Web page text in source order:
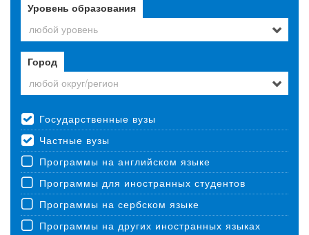
Уровень образования
любой уровень
Город
любой округ/регион
Государственные вузы
Частные вузы
Программы на английском языке
Программы для иностранных студентов
Программы на сербском языке
Программы на других иностранных языках